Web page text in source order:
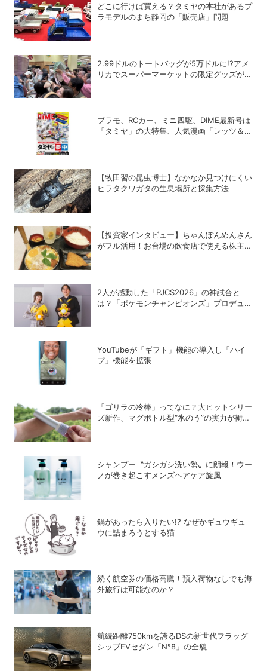
どこに行けば買える？タミヤの本社があるプ
ラモデルのまち静岡の「販売店」問題
2.99ドルのトートバッグが5万ドルに!?アメ
リカでスーパーマーケットの限定グッズが争
プラモ、RCカー、ミニ四駆、DIME最新号は
「タミヤ」の大特集、人気漫画「レッツ＆ゴ
【牧田習の昆虫博士】なかなか見つけにくい
ヒラタクワガタの生息場所と採集方法
【投資家インタビュー】ちゃんぽんめんさん
がフル活用！お台場の飲食店で使える株主優
2人が感動した「PJCS2026」の神試合と
は？「ポケモンチャンピオンズ」プロデュー
YouTubeが「ギフト」機能の導入し「ハイ
プ」機能を拡張
「ゴリラの冷棒」ってなに？大ヒットシリー
ズ新作、マグボトル型“氷のう”の実力が衝撃
シャンプー〝ガシガシ洗い勢〟に朗報！ウー
ノが巻き起こすメンズヘアケア旋風
鍋があったら入りたい!? なぜかギュウギュ
ウに詰まろうとする猫
続く航空券の価格高騰！預入荷物なしでも海
外旅行は可能なのか？
航続距離750kmを誇るDSの新世代フラッグ
シップEVセダン「N°8」の全貌